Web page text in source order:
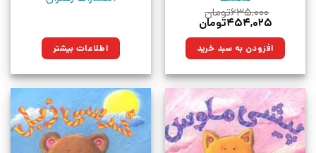
۶۳۵,۰۰۰تومان
قیمت
۶۳۵,۰۰۰تومان
بود.
۴۵۴,۰۲۵تومان
۴۵۴,۰۲۵تومان. افزودن به سبد خرید اطلاعات بیشتر